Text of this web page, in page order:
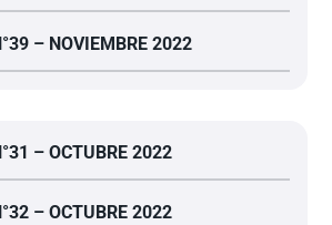
– NOVIEMBRE 2022
– OCTUBRE 2022
– OCTUBRE 2022